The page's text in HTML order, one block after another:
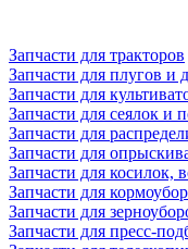
Запчасти для тракторов
Запчасти для плугов и
Запчасти для
Запчасти для сеялок и
Запчасти для
Запчасти для
Запчасти для косилок,
Запчасти для
Запчасти для
Запчасти для пресс-